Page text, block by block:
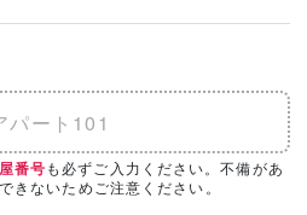
番号も必ずご入力ください。不備があ
きないためご注意ください。